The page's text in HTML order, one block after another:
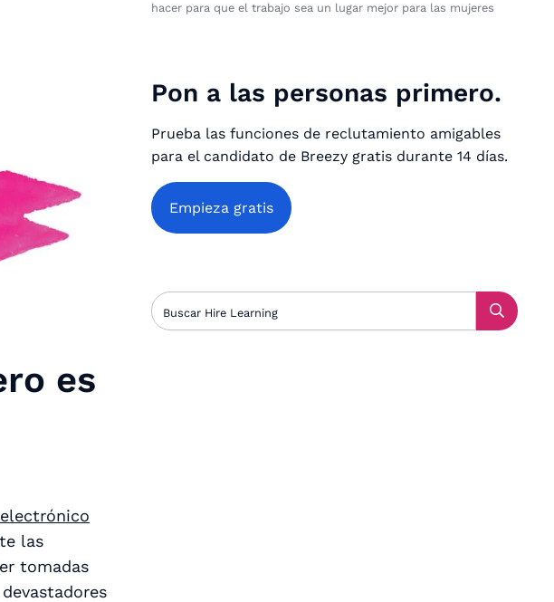
es
las
tomadas
hacer para que el trabajo sea un lugar mejor para las mujeres
Pon a las personas primero.
Prueba las funciones de reclutamiento amigables
para el candidato de Breezy gratis durante 14 días.
Empieza gratis